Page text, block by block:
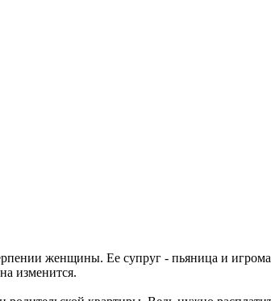
женщины. Ее супруг - пьяница и
изменится.